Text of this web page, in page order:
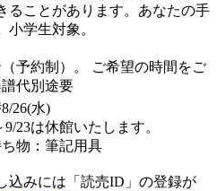
ることがあります。あなたの手
学生対象。
予約制）。 ご希望の時間をご
代別途要
26(水)
23は休館いたします。
物：筆記用具
込みには「読売ID」の登録が